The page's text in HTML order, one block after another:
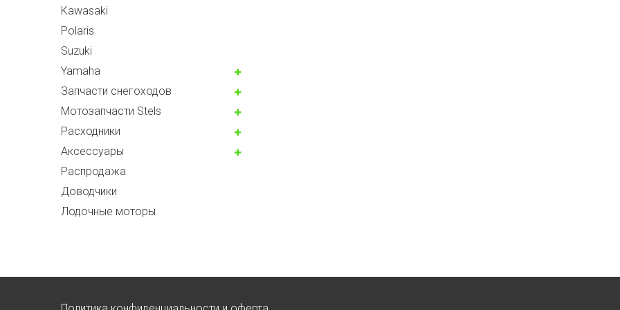
Kawasaki
Polaris
Suzuki
Yamaha
Запчасти снегоходов
Мотозапчасти Stels
Расходники
Аксессуары
Распродажа
Доводчики
Лодочные моторы